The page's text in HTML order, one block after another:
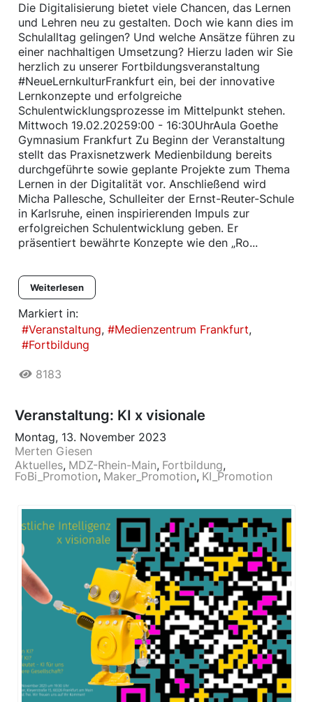
Die Digitalisierung bietet viele Chancen, das Lernen
und Lehren neu zu gestalten. Doch wie kann dies im
Schulalltag gelingen? Und welche Ansätze führen zu
einer nachhaltigen Umsetzung? Hierzu laden wir Sie
herzlich zu unserer Fortbildungsveranstaltung
#NeueLernkulturFrankfurt ein, bei der innovative
Lernkonzepte und erfolgreiche
Schulentwicklungsprozesse im Mittelpunkt stehen.
Mittwoch 19.02.20259:00 - 16:30UhrAula Goethe
Gymnasium Frankfurt Zu Beginn der Veranstaltung
stellt das Praxisnetzwerk Medienbildung bereits
durchgeführte sowie geplante Projekte zum Thema
Lernen in der Digitalität vor. Anschließend wird
Micha Pallesche, Schulleiter der Ernst-Reuter-Schule
in Karlsruhe, einen inspirierenden Impuls zur
erfolgreichen Schulentwicklung geben. Er
präsentiert bewährte Konzepte wie den „Ro...
Weiterlesen
Markiert in:
Veranstaltung
Medienzentrum Frankfurt
Fortbildung
8183
Veranstaltung: KI x visionale
Montag, 13. November 2023
Merten Giesen
Aktuelles MDZ-Rhein-Main Fortbildung
FoBi_Promotion Maker_Promotion KI_Promotion